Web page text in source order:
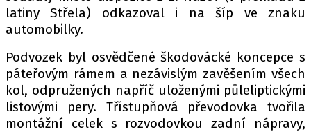
latiny Střela) odkazoval i na šíp ve znaku
automobilky.
Podvozek byl osvědčené škodovácké koncepce s
páteřovým rámem a nezávislým zavěšením všech
kol, odpružených napříč uloženými půleliptickými
listovými pery. Třístupňová převodovka tvořila
montážní celek s rozvodovkou zadní nápravy,